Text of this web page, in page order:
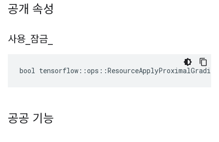
공개 속성
사용 잠금
bool
공공 기능